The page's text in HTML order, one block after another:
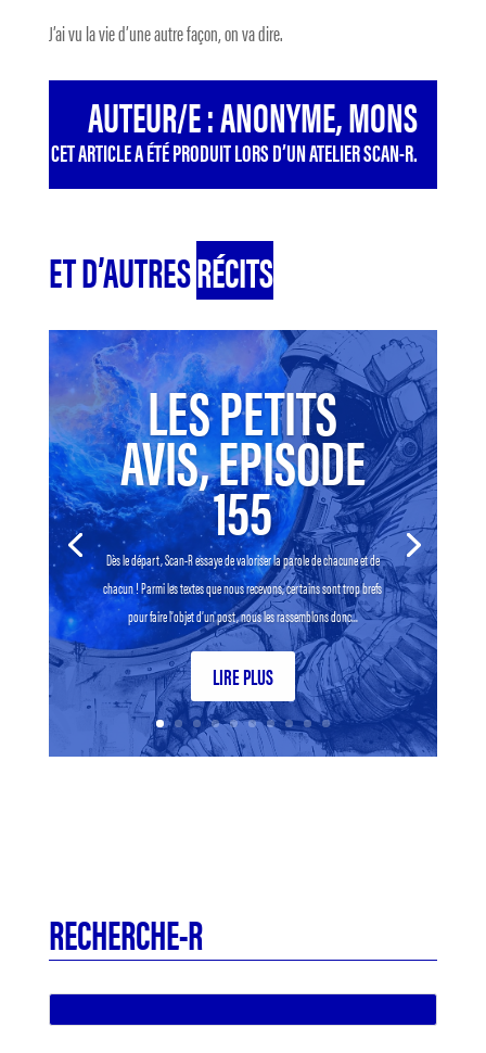
J’ai vu la vie d’une autre façon, on va dire.
AUTEUR/E : ANONYME, MONS
CET ARTICLE A ÉTÉ PRODUIT LORS D’UN ATELIER SCAN-R.
ET D’AUTRESRÉCITS
LES PETITS
AVIS, EPISODE
155
Dès le départ, Scan-R essaye de valoriser la parole de chacune et de
chacun ! Parmi les textes que nous recevons, certains sont trop brefs
pour faire l’objet d’un post, nous les rassemblons donc...
LIRE PLUS
RECHERCHE-R